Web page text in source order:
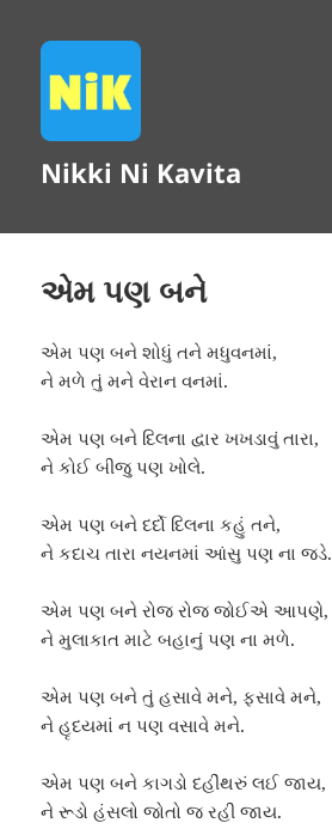
Nikki Ni Kavita
એમ પણ બને
એમ પણ બને શોધું તને મધુવનમાં,
ને મળે તું મને વેરાન વનમાં.
એમ પણ બને દિલના દ્વાર ખખડાવું તારા,
ને કોઈ બીજુ પણ ખોલે.
એમ પણ બને દર્દો દિલના કહું તને,
ને કદાચ તારા નયનમાં આંસુ પણ ના જડે.
એમ પણ બને રોજ રોજ જોઈએ આપણે,
ને મુલાકાત માટે બહાનું પણ ના મળે.
એમ પણ બને તું હસાવે મને, ફસાવે મને,
ને હૃદયમાં ન પણ વસાવે મને.
એમ પણ બને કાગડો દહીંથરું લઈ જાય,
ને રૂડો હંસલો જોતો જ રહી જાય.